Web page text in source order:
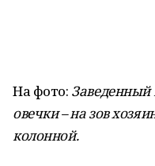
На фото: Заведенный
овечки – на зов
колонной.